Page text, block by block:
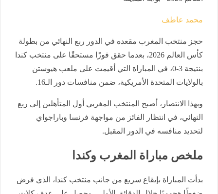
محمد عاطف
حجز منتخب المغرب مقعده في الدور ربع النهائي من بطولة
كأس العالم 2026، بعدما حقق فوزًا مستحقًا على منتخب كندا
بنتيجة 3-0، في المباراة التي أقيمت على ملعب هيوستن
بالولايات المتحدة الأمريكية، ضمن منافسات دور الـ16.
وبهذا الانتصار، أصبح المنتخب المغربي أول المتأهلين إلى ربع
النهائي، في انتظار الفائز من مواجهة فرنسا وباراجواي
لتحديد منافسه في الدور المقبل.
ملخص مباراة المغرب وكندا
بدأت المباراة بإيقاع سريع من جانب منتخب كندا، الذي فرض